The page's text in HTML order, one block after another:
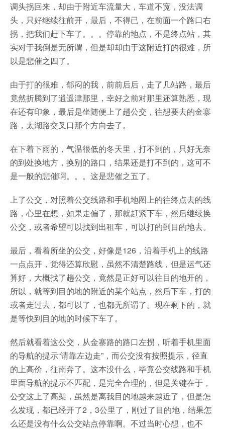
调头拐回来，却由于附近车流量大，车道不宽，没法调
头，只好继续往前开，最后，不得已，在前面一个路口右
拐，把我们赶下车了。。。停靠的地点，不是终点站，其
实对于我倒是无所谓，但是却却由于这附近打的很难，所
以是悲催之四了。
由于打的很难，郁闷的我，前前后后，走了几站路，最后
竟然折腾到了逍遥津那里，幸好之前对那里还算熟悉，现
在还有印象，最后是坐随便上了趟公交，往想要去的金寨
路，太湖路交叉口那个方向去了。
在下着下雨的，气温很低的冬天里，打不到的，只好无奈
的到处换地方，换别的路口，结果还是打不到的，这可不
是一般的悲催啊。。。这是悲催之五了。
上了公交，对照着公交线路和手机地图上的往终点去的线
路，心里在想，如果走偏了，那就赶紧下车，然后继续换
公交，或者希望可以找到出租车，可以打的到目的地去。
最后，看着所坐的公交，好像是126，沿着手机上的线路
一点点开，觉得还算欣慰，虽然不清楚路线，但是运气还
算好，大概找了趟公交，竟然是正好可以往目的地开的，
所以，就等到目的地的附近的某个站点，然后下车，打的
或者走过去，都可以了，也都无所谓了。现在剩下的，就
是等快到目的地的时候下车了。
然后就看着这公交，从金寨路的路口左拐，听着手机里面
的导航的提示“请靠左边走”，而公交没有按照提示，径直
的上高价，往南奔了。这本没什么，毕竟公交线路和手机
里面导航的提示不匹配，是完全合理的，但是关键在于，
公交这上了高架，虽然是离我目的地越来越近了，但是怎
么发现，都已经开了2，3公里了，刚过了目的地，结果怎
么还是没有什么公交站点停靠啊。不过当时心想，也不